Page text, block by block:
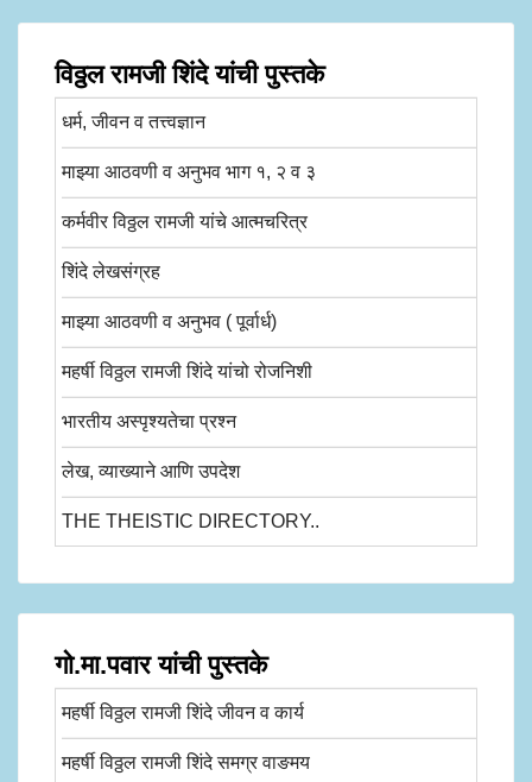
विठ्ठल रामजी शिंदे यांची पुस्तके
धर्म, जीवन व तत्त्वज्ञान
माझ्या आठवणी व अनुभव भाग १, २ व ३
कर्मवीर विठ्ठल रामजी यांचे आत्मचरित्र
शिंदे लेखसंग्रह
माझ्या आठवणी व अनुभव ( पूर्वार्ध)
महर्षी विठ्ठल रामजी शिंदे यांचो रोजनिशी
भारतीय अस्पृश्यतेचा प्रश्न
लेख, व्याख्याने आणि उपदेश
THE THEISTIC DIRECTORY..
गो.मा.पवार यांची पुस्तके
महर्षी विठ्ठल रामजी शिंदे जीवन व कार्य
महर्षी विठ्ठल रामजी शिंदे समग्र वाङमय